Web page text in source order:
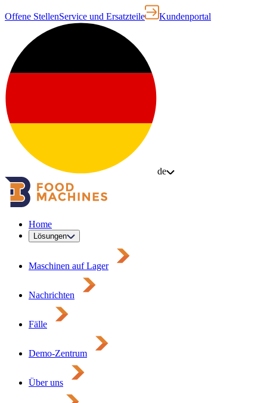
Offene StellenService und Ersatzteile Kundenportal
de
Home
Lösungen
Maschinen auf Lager
Nachrichten
Fälle
Demo-Zentrum
Über uns